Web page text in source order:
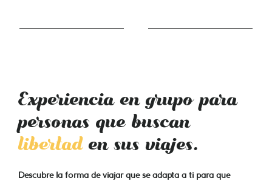
Experiencia en grupo para
personas que buscan
libertaden sus viajes.
Descubre la forma de viajar que se adapta a ti para que